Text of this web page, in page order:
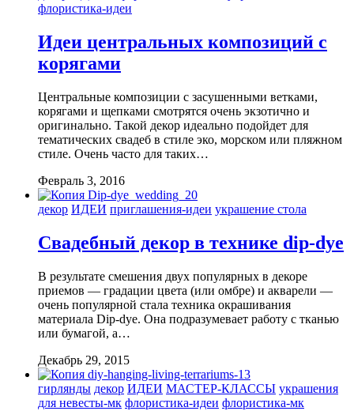
флористика-идеи
Идеи центральных композиций с
корягами
Центральные композиции с засушенными ветками,
корягами и щепками смотрятся очень экзотично и
оригинально. Такой декор идеально подойдет для
тематических свадеб в стиле эко, морском или пляжном
стиле. Очень часто для таких…
Февраль 3, 2016
декор ИДЕИ приглашения-идеи украшение стола
Свадебный декор в технике dip-dye
В результате смешения двух популярных в декоре
приемов — градации цвета (или омбре) и акварели —
очень популярной стала техника окрашивания
материала Dip-dye. Она подразумевает работу с тканью
или бумагой, а…
Декабрь 29, 2015
гирлянды декор ИДЕИ МАСТЕР-КЛАССЫ украшения
для невесты-мк флористика-идеи флористика-мк